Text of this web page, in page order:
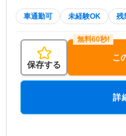
車通勤可 未経験OK 残
保存する
こ
詳